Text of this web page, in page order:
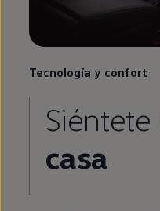
Tecnología y confort
Siéntete
casa